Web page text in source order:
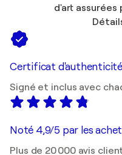
d'art
Certificat d'authenticité
Signé et inclus avec
Noté 4,9/5 par les
Plus de 20 000 avis